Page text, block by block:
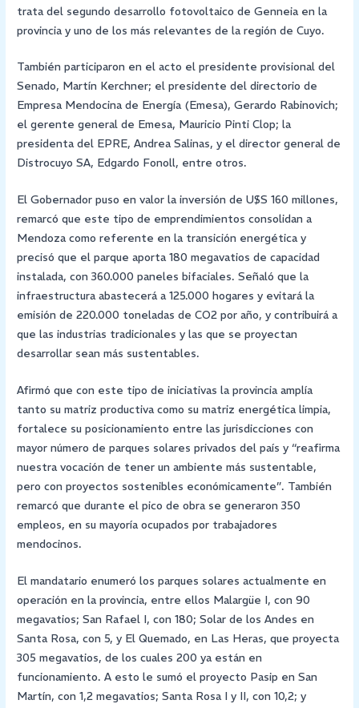
trata del segundo desarrollo fotovoltaico de Genneia en la
provincia y uno de los más relevantes de la región de Cuyo.
También participaron en el acto el presidente provisional del
Senado, Martín Kerchner; el presidente del directorio de
Empresa Mendocina de Energía (Emesa), Gerardo Rabinovich;
el gerente general de Emesa, Mauricio Pinti Clop; la
presidenta del EPRE, Andrea Salinas, y el director general de
Distrocuyo SA, Edgardo Fonoll, entre otros.
El Gobernador puso en valor la inversión de U$S 160 millones,
remarcó que este tipo de emprendimientos consolidan a
Mendoza como referente en la transición energética y
precisó que el parque aporta 180 megavatios de capacidad
instalada, con 360.000 paneles bifaciales. Señaló que la
infraestructura abastecerá a 125.000 hogares y evitará la
emisión de 220.000 toneladas de CO2 por año, y contribuirá a
que las industrias tradicionales y las que se proyectan
desarrollar sean más sustentables.
Afirmó que con este tipo de iniciativas la provincia amplía
tanto su matriz productiva como su matriz energética limpia,
fortalece su posicionamiento entre las jurisdicciones con
mayor número de parques solares privados del país y “reafirma
nuestra vocación de tener un ambiente más sustentable,
pero con proyectos sostenibles económicamente”. También
remarcó que durante el pico de obra se generaron 350
empleos, en su mayoría ocupados por trabajadores
mendocinos.
El mandatario enumeró los parques solares actualmente en
operación en la provincia, entre ellos Malargüe I, con 90
megavatios; San Rafael I, con 180; Solar de los Andes en
Santa Rosa, con 5, y El Quemado, en Las Heras, que proyecta
305 megavatios, de los cuales 200 ya están en
funcionamiento. A esto le sumó el proyecto Pasip en San
Martín, con 1,2 megavatios; Santa Rosa I y II, con 10,2; y